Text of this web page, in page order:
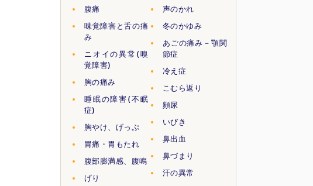
腹痛
味覚障害と舌の痛
み
ニオイの異常(嗅
覚障害)
胸の痛み
睡眠の障害(不眠
症)
胸やけ、げっぷ
胃痛・胃もたれ
腹部膨満感、腹鳴
げり
声のかれ
冬のかゆみ
あごの痛み－顎関
節症
冷え症
こむら返り
頻尿
いびき
鼻出血
鼻づまり
汗の異常